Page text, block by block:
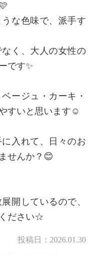
な色味で、派手す
く、大人の女性の
です✨
ージュ・カーキ・
すいと思います☺️
入れて、日々のお
せんか？😊
開しているので、
ださい☆
投稿日： 2026.01.30